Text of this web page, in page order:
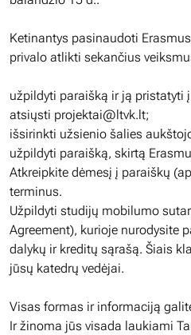
Ketinantys pasinaudoti
privalo atlikti sekančius
užpildyti paraišką ir ją pristatyti
atsiųsti projektai@ltvk.lt;
išsirinkti užsienio šalies
užpildyti paraišką, skirtą
Atkreipkite dėmesį į paraiškų
terminus.
Užpildyti studijų mobilumo
Agreement), kurioje nurodysite
dalykų ir kreditų sąrašą. Šiais
jūsų katedrų vedėjai.
Visas formas ir informaciją
Ir žinoma jūs visada laukiami